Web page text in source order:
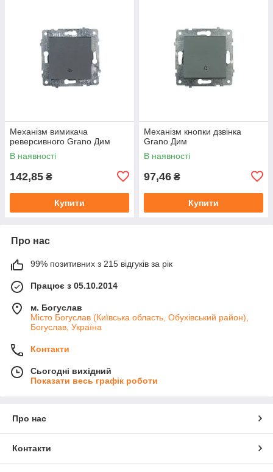
Механізм вимикача
реверсивного Grano Дим
В наявності
142,85 ₴
Купити
Механізм кнопки дзвінка
Grano Дим
В наявності
97,46 ₴
Купити
Про нас
99% позитивних з 215 відгуків за рік
Працює з 05.10.2014
м. Богуслав
Місто Богуслав (Київська область, Обухівський район),
Богуслав, Україна
Контакти
Сьогодні вихідний
Показати весь графік роботи
Про нас
Контакти